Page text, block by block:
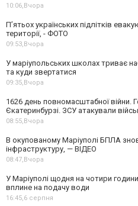
10:06,Вчора
П’ятьох українських підлітків
території, - ФОТО
09:53,Вчора
У маріупольських школах триває
та куди звертатися
09:35,Вчора
1626 день повномасштабної війни.
Єкатеринбурзі. ЗСУ атакували
08:55,Вчора
В окупованому Маріуполі БПЛА
інфраструктуру, — ВІДЕО
08:47,Вчора
У Маріуполі щодня на чотири
вплине на подачу води
16:45,6 серпня